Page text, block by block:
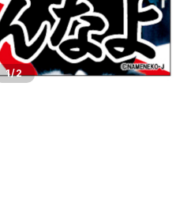
1/2